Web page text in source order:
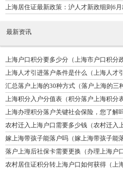
上海居住证最新政策：沪人才新政细则6
最新资讯
上海户口积分要多少分（上海市户口积分政
上海人才引进落户条件是什么（上海人才
汇总落户上海的30种方式（落户上海的三
上海积分入户分值表（积分落户上海积分表
上海办理积分落户关键社会保险，您了解
农村迁入上海户口需要多少钱（农村迁入
嫁上海带孩子能落户吗（嫁上海带孩子能
落户上海后社保卡需要更换（办理上海户
农村居住证积分转上海户口如何获得（上